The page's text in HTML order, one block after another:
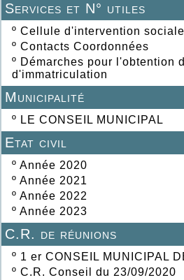
Services et N° utiles
º Cellule d'intervention sociale
º Contacts Coordonnées
º Démarches pour l'obtention
d'immatriculation
Municipalité
º LE CONSEIL MUNICIPAL
Etat civil
º Année 2020
º Année 2021
º Année 2022
º Année 2023
C.R. de réunions
º 1 er CONSEIL MUNICIPAL
º C.R. Conseil du 23/09/2020